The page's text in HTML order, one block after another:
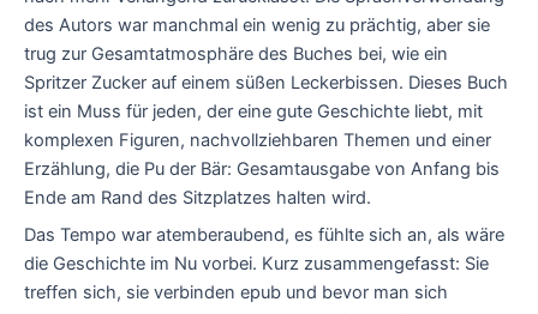
des Autors war manchmal ein wenig zu prächtig, aber sie
trug zur Gesamtatmosphäre des Buches bei, wie ein
Spritzer Zucker auf einem süßen Leckerbissen. Dieses Buch
ist ein Muss für jeden, der eine gute Geschichte liebt, mit
komplexen Figuren, nachvollziehbaren Themen und einer
Erzählung, die Pu der Bär: Gesamtausgabe von Anfang bis
Ende am Rand des Sitzplatzes halten wird.
Das Tempo war atemberaubend, es fühlte sich an, als wäre
die Geschichte im Nu vorbei. Kurz zusammengefasst: Sie
treffen sich, sie verbinden epub und bevor man sich